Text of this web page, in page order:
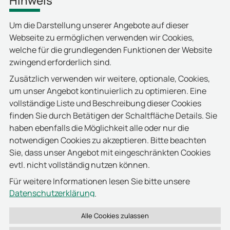
Um die Darstellung unserer Angebote auf dieser
Webseite zu ermöglichen verwenden wir Cookies,
welche für die grundlegenden Funktionen der Website
zwingend erforderlich sind.
Zusätzlich verwenden wir weitere, optionale, Cookies,
um unser Angebot kontinuierlich zu optimieren. Eine
vollständige Liste und Beschreibung dieser Cookies
finden Sie durch Betätigen der Schaltfläche Details. Sie
haben ebenfalls die Möglichkeit alle oder nur die
notwendigen Cookies zu akzeptieren. Bitte beachten
Sie, dass unser Angebot mit eingeschränkten Cookies
evtl. nicht vollständig nutzen können.
Für weitere Informationen lesen Sie bitte unsere
Datenschutzerklärung.